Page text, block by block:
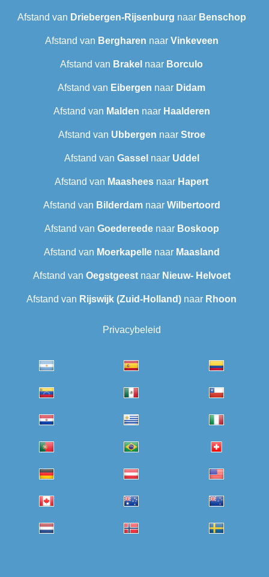
Afstand van Driebergen-Rijsenburg naar Benschop
Afstand van Bergharen naar Vinkeveen
Afstand van Brakel naar Borculo
Afstand van Eibergen naar Didam
Afstand van Malden naar Haalderen
Afstand van Ubbergen naar Stroe
Afstand van Gassel naar Uddel
Afstand van Maashees naar Hapert
Afstand van Bilderdamnaar Wilbertoord
Afstand van Goedereedenaar Boskoop
Afstand van Moerkapellenaar Maasland
Afstand van Oegstgeestnaar Nieuw- Helvoet
Afstand van Rijswijk (Zuid-Holland) naar Rhoon
Privacybeleid